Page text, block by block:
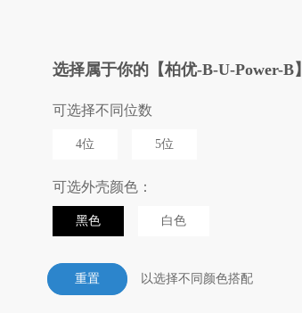
选择属于你的【柏优-B-U-Power-B】
可选择不同位数
4位 5位
可选外壳颜色：
黑色 白色
以选择不同颜色搭配